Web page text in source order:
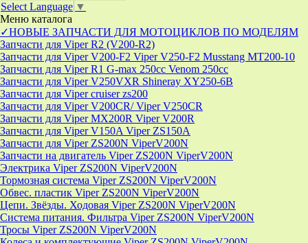
Select Language ▼
Меню каталога
✓НОВЫЕ ЗАПЧАСТИ ДЛЯ МОТОЦИКЛОВ ПО МОДЕЛЯМ
Запчасти для Viper R2 (V200-R2)
Запчасти для Viper V200-F2 Viper V250-F2 Musstang MT200-10
Запчасти для Viper R1 G-max 250cc Venom 250cc
Запчасти для Viper V250VXR Shineray XY250-6B
Запчасти для Viper cruiser zs200
Запчасти для Viper V200CR/ Viper V250CR
Запчасти для Viper MX200R Viper V200R
Запчасти для Viper V150A Viper ZS150A
Запчасти для Viper ZS200N ViperV200N
Запчасти на двигатель Viper ZS200N ViperV200N
Электрика Viper ZS200N ViperV200N
Тормозная система Viper ZS200N ViperV200N
Обвес. пластик Viper ZS200N ViperV200N
Цепи. Звёзды. Ходовая Viper ZS200N ViperV200N
Система питания. Фильтра Viper ZS200N ViperV200N
Тросы Viper ZS200N ViperV200N